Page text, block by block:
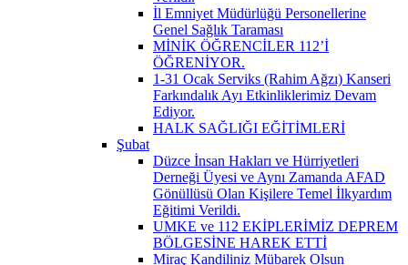
İl Emniyet Müdürlüğü Personellerine
Genel Sağlık Taraması
MİNİK ÖĞRENCİLER 112’İ
ÖĞRENİYOR.
1-31 Ocak Serviks (Rahim Ağzı) Kanseri
Farkındalık Ayı Etkinliklerimiz Devam
Ediyor.
HALK SAĞLIĞI EĞİTİMLERİ
Şubat
Düzce İnsan Hakları ve Hürriyetleri
Derneği Üyesi ve Aynı Zamanda AFAD
Gönüllüsü Olan Kişilere Temel İlkyardım
Eğitimi Verildi.
UMKE ve 112 EKİPLERİMİZ DEPREM
BÖLGESİNE HAREK ETTİ
Miraç Kandiliniz Mübarek Olsun